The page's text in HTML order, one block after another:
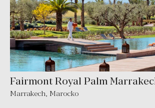
Fairmont Royal Palm
Marrakech, Marocko